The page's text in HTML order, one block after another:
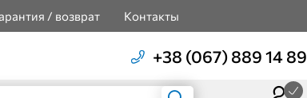
/ возврат Контакты
+38 (067) 889 14 89